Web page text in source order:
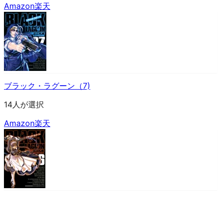
Amazon楽天
ブラック・ラグーン（7)
14人が選択
Amazon楽天